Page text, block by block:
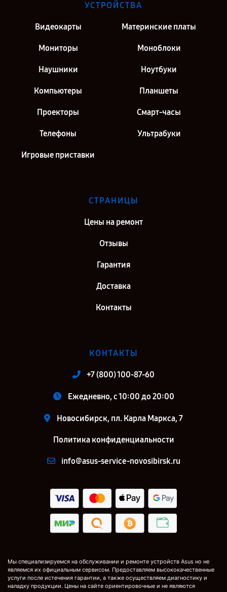
УСТРОЙСТВА
Видеокарты Материнские платы
Мониторы Моноблоки
Наушники Ноутбуки
Компьютеры Планшеты
Проекторы Смарт-часы
Телефоны Ультрабуки
Игровые приставки
СТРАНИЦЫ
Цены на ремонт
Отзывы
Гарантия
Доставка
Контакты
КОНТАКТЫ
+7 (800) 100-87-60
Ежедневно, с 10:00 до 20:00
Новосибирск, пл. Карла Маркса, 7
Политика конфиденциальности
info@asus-service-novosibirsk.ru
Мы специализируемся на обслуживании и ремонте устройств Asus но не
являемся их официальным сервисом. Предоставляем высококачественные
услуги после истечения гарантии, а также осуществляем диагностику и
наладку продукции. Цены на сайте ориентировочные и не являются